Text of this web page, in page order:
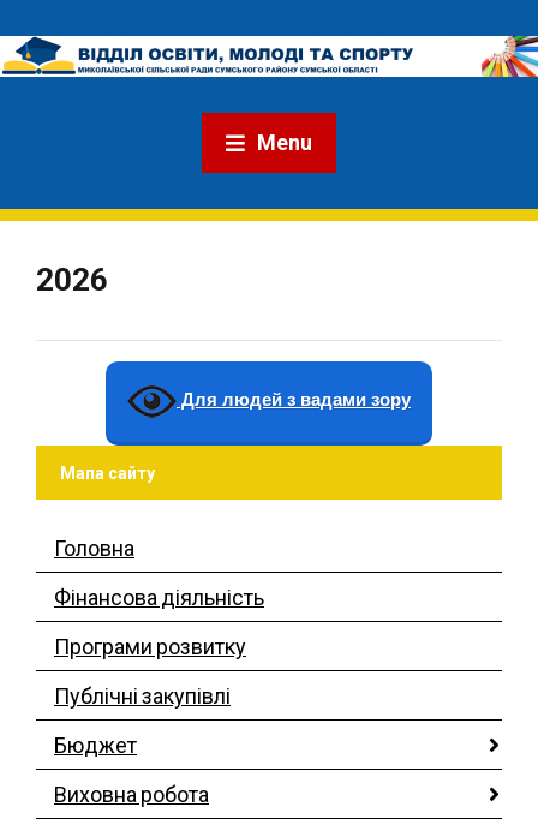
Menu
2026
Для людей з вадами зору
Мапа сайту
Головна
Фінансова діяльність
Програми розвитку
Публічні закупівлі
Бюджет
Виховна робота